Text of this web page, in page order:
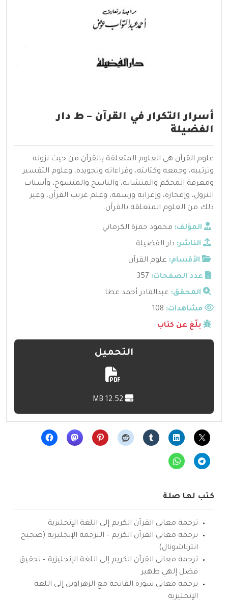
أسرار التكرار في القرآن – ط دار
الفضيلة
علوم القرآن هي العلوم المتعلقة بالقرآن من حيث نزوله
وترتيبه، وجمعه وكتابته، وقراءاته وتجويده، وعلوم التفسير
ومعرفة المحكم والمتشابه، والناسخ والمنسوخ، وأسباب
النزول، وإعجازه، وإعرابه ورسمه، وعلم غريب القرآن، وغير
ذلك من العلوم المتعلقة بالقرآن.
المؤلف: محمود حمزة الكرماني
الناشر: دار الفضيلة
الأقسام: علوم القرآن
عدد الصفحات: 357
المحقق: عبدالقادر أحمد عطا
مشاهدات:
بلّغ عن كتاب
التحميل
كتب لها صلة
ترجمة معاني القرآن الكريم إلى اللغة الإنجليزية
ترجمة معاني القرآن الكريم – الترجمة الإنجليزية (صحيح
انترناشونال)
ترجمة معاني القرآن الكريم إلى اللغة الإنجليزية – تحقيق
فضل إلهي ظهير
ترجمة معاني سورة الفاتحة مع الزهراوين إلى اللغة
الإنجليزية